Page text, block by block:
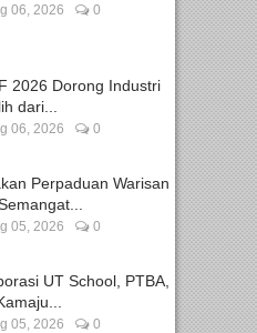
06, 2026 0
2026 Dorong Industri
dari...
06, 2026 0
Perpaduan Warisan
05, 2026 0
UT School, PTBA,
05, 2026 0